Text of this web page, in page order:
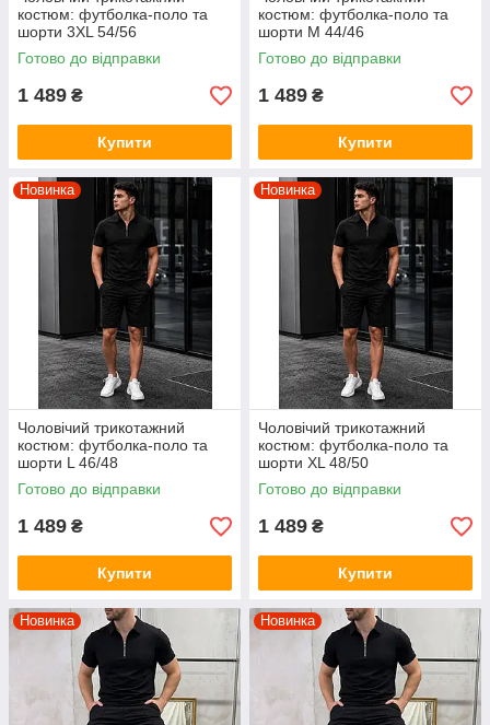
костюм: футболка-поло та
шорти 3XL 54/56
Готово до відправки
1 489 ₴
Купити
костюм: футболка-поло та
шорти M 44/46
Готово до відправки
1 489 ₴
Купити
Новинка
Чоловічий трикотажний
костюм: футболка-поло та
шорти L 46/48
Готово до відправки
1 489 ₴
Купити
Новинка
Чоловічий трикотажний
костюм: футболка-поло та
шорти XL 48/50
Готово до відправки
1 489 ₴
Купити
Новинка Новинка